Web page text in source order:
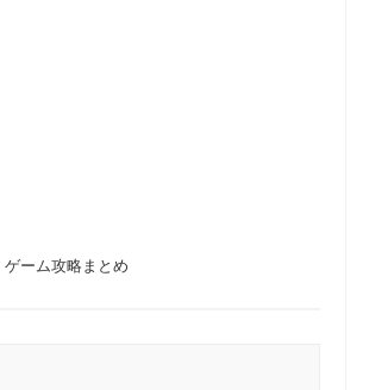
ゲーム攻略まとめ